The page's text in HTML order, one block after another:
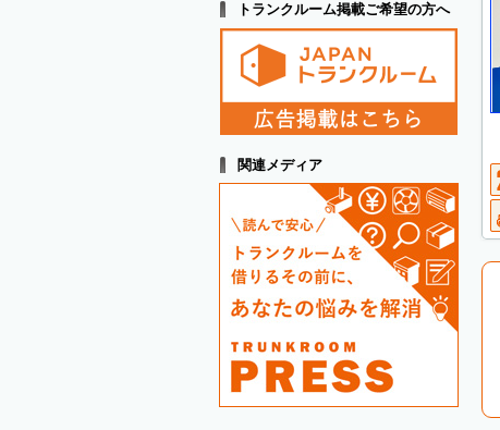
トランクルーム掲載ご希望の方へ
関連メディア